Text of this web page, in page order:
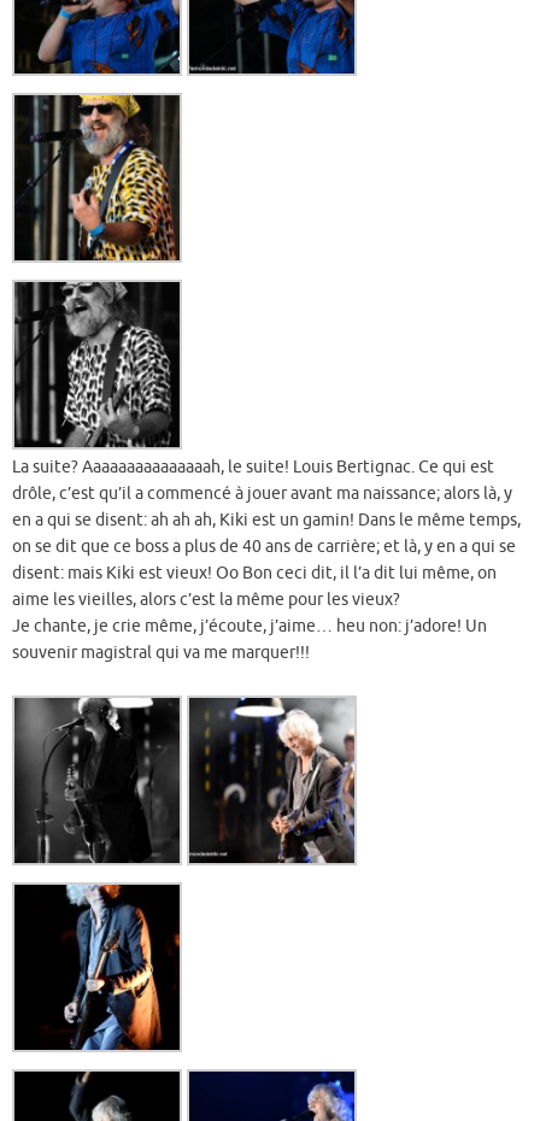
La suite? Aaaaaaaaaaaaaaah, le suite! Louis Bertignac. Ce qui est
drôle, c’est qu’il a commencé à jouer avant ma naissance; alors là, y
en a qui se disent: ah ah ah, Kiki est un gamin! Dans le même temps,
on se dit que ce boss a plus de 40 ans de carrière; et là, y en a qui se
disent: mais Kiki est vieux! Oo Bon ceci dit, il l’a dit lui même, on
aime les vieilles, alors c’est la même pour les vieux?
Je chante, je crie même, j’écoute, j’aime… heu non: j’adore! Un
souvenir magistral qui va me marquer!!!